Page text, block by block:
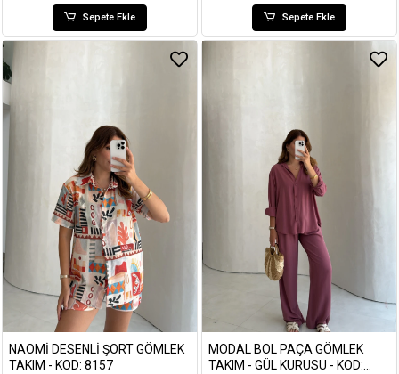
Sepete Ekle Sepete Ekle
NAOMI DESENLI ŞORT GÖMLEK
TAKIM - KOD: 8157
MODAL BOL PAÇA GÖMLEK
TAKIM - GÜL KURUSU - KOD: